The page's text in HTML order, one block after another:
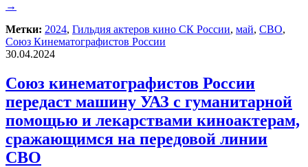
→
Метки: 2024, Гильдия актеров кино СК России, май, СВО,
Союз Кинематографистов России
30.04.2024
Союз кинематографистов России
передаст машину УАЗ с гуманитарной
помощью и лекарствами киноактерам,
сражающимся на передовой линии
СВО